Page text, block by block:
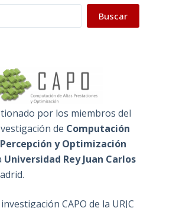
Buscar
por los miembros del
de Computación
y Optimización
Universidad Rey Juan Carlos
CAPO de la URJC